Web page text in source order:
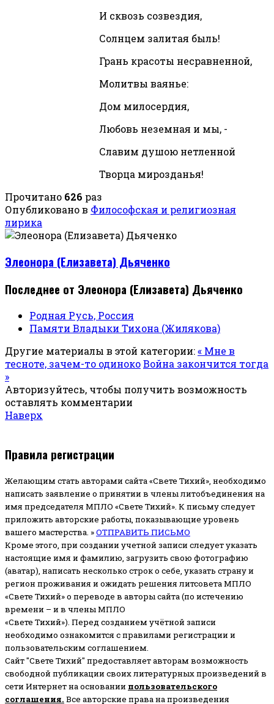
И сквозь созвездия,
Солнцем залитая быль!
Грань красоты несравненной,
Молитвы ваянье:
Дом милосердия,
Любовь неземная и мы, -
Славим душою нетленной
Творца мирозданья!
Прочитано 626 раз
Опубликовано в Философская и религиозная
лирика
Элеонора (Елизавета) Дьяченко
Последнее от Элеонора (Елизавета) Дьяченко
Родная Русь, Россия
Памяти Владыки Тихона (Жилякова)
Другие материалы в этой категории:« Мне в
тесноте, зачем-то одинокоВойна закончится тогда
»
Авторизуйтесь, чтобы получить возможность
оставлять комментарии
Наверх
Правила регистрации
Желающим стать авторами сайта «Свете Тихий», необходимо
написать заявление о принятии в члены литобъединения на
имя председателя МПЛО «Свете Тихий». К письму следует
приложить авторские работы, показывающие уровень
вашего мастерства. »ОТПРАВИТЬ ПИСЬМО
Кроме этого, при создании учетной записи следует указать
настоящие имя и фамилию, загрузить свою фотографию
(аватар), написать несколько строк о себе, указать страну и
регион проживания и ожидать решения литсовета МПЛО
«Свете Тихий» о переводе в авторы сайта (по истечению
времени – и в члены МПЛО
«Свете Тихий»). Перед созданием учётной записи
необходимо ознакомится с правилами регистрации и
пользовательским соглашением.
Сайт "Свете Тихий" предоставляет авторам возможность
свободной публикации своих литературных произведений в
сети Интернет на основании пользовательского
соглашения. Все авторские права на произведения